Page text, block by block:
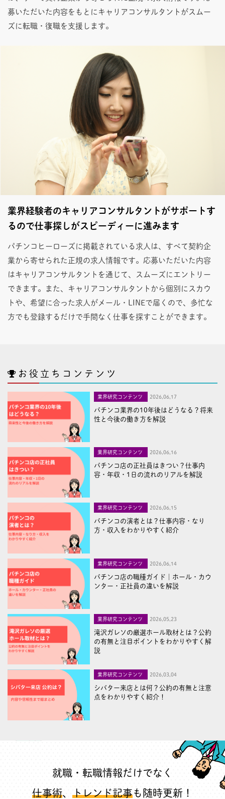
募いただいた内容をもとにキャリアコンサルタントがスムー
ズに転職・復職を支援します。
業界経験者のキャリアコンサルタントがサポートす
るので仕事探しがスピーディーに進みます
パチンコヒーローズに掲載されている求人は、すべて契約企
業から寄せられた正規の求人情報です。応募いただいた内容
はキャリアコンサルタントを通じて、スムーズにエントリー
できます。また、キャリアコンサルタントから個別にスカウ
トや、希望に合った求人がメール・LINEで届くので、多忙な
方でも登録するだけで手間なく仕事を探すことができます。
お役立ちコンテンツ
業界研究コンテンツ 2026,06,17
パチンコ業界の10年後はどうなる？将来
性と今後の働き方を解説
業界研究コンテンツ 2026,06,16
パチンコ店の正社員はきつい？仕事内
容・年収・1日の流れのリアルを解説
業界研究コンテンツ 2026,06,15
パチンコの演者とは？仕事内容・なり
方・収入をわかりやすく紹介
業界研究コンテンツ 2026,06,14
パチンコ店の職種ガイド｜ホール・カウ
ンター・正社員の違いを解説
業界研究コンテンツ 2026,05,23
滝沢ガレソの厳選ホール取材とは？公約
の有無と注目ポイントをわかりやすく解
説
業界研究コンテンツ 2026,03,04
シバター来店とは何？公約の有無と注意
点をわかりやすく紹介！
就職・転職情報だけでなく
仕事術、 トレンド記事も随時更新！